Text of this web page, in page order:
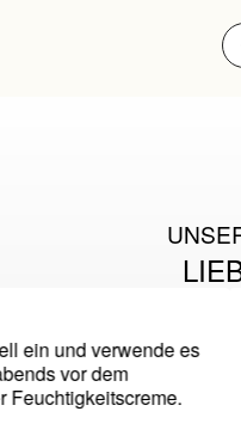
und verwende es
vor dem